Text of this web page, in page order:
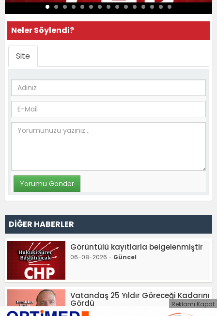
Neler Söylendi?
Site
DİĞER HABERLER
Görüntülü kayıtlarla belgelenmiştir
06-08-2026 - Güncel
Vatandaş 25 Yıldır Göreceği Kadarını
Gördü
06-08-2026 -
Reklamı Kapat